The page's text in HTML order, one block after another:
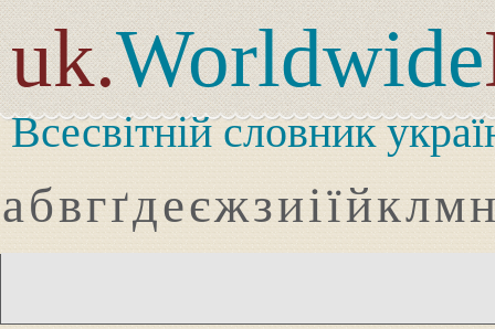
uk.Worldwide
Всесвітній словник
абвгґдеєжзиіїйклмн